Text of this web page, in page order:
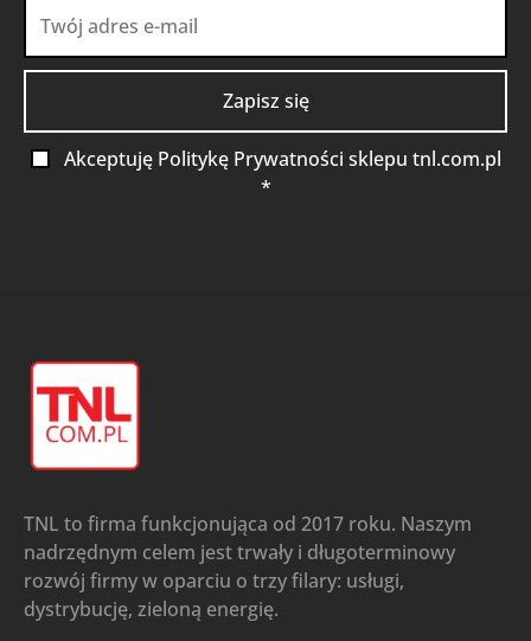
Akceptuję Politykę Prywatności sklepu tnl.com.pl
*
TNL to firma funkcjonująca od 2017 roku. Naszym
nadrzędnym celem jest trwały i długoterminowy
rozwój firmy w oparciu o trzy filary: usługi,
dystrybucję, zieloną energię.